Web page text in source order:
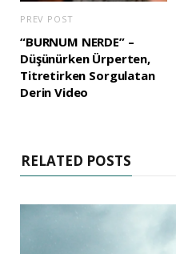
PREV POST
“BURNUM NERDE” –
Düşünürken Ürperten,
Titretirken Sorgulatan
Derin Video
RELATED POSTS